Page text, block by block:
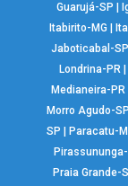
Guarujá-SP
Itabirito-MG
Jaboticabal-SP
Londrina-PR|
Medianeira-PR
Morro Agudo-SP
SP
Paracatu-
Praia Grande-